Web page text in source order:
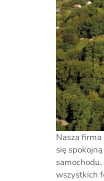
Nasza
się
wszystkich